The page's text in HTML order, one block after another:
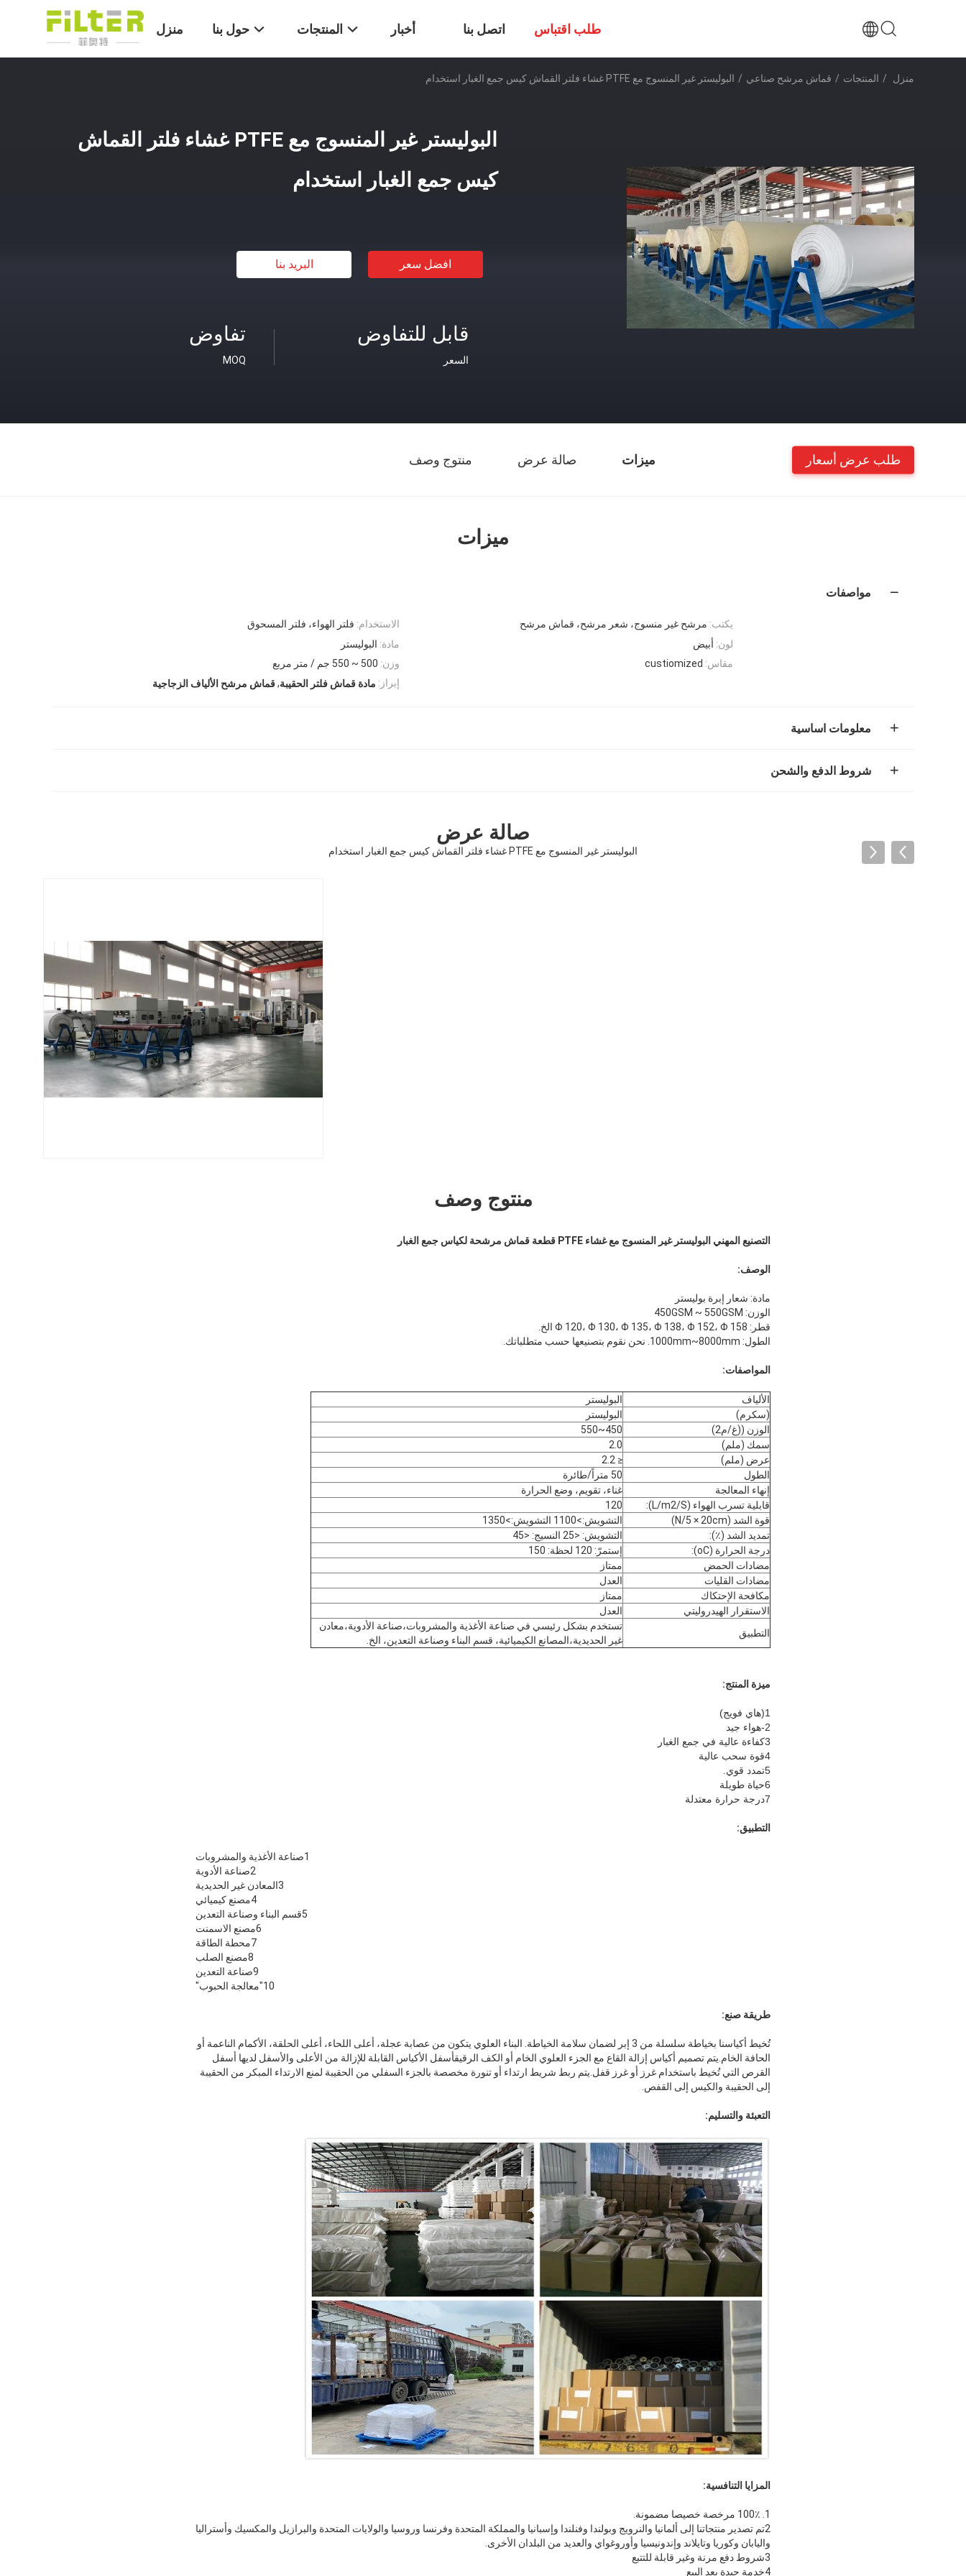
منزل حول بنا المنتجات أخبار اتصل بنا طلب اقتباس
منزل / المنتجات / قماش مرشح صناعي / البوليستر غير المنسوج مع PTFE غشاء فلتر القماش كيس جمع الغبار استخدام
البوليستر غير المنسوج مع PTFE غشاء فلتر القماش
كيس جمع الغبار استخدام
افضل سعر البريد بنا
تفاوض
MOQ
قابل للتفاوض
السعر
ميزات صالة عرض منتوج وصف طلب عرض أسعار
ميزات
مواصفات
الاستخدام: فلتر الهواء، فلتر المسحوق يكتب: مرشح غير منسوج، شعر مرشح، قماش مرشح
مادة: البوليستر لون: أبيض
وزن: 500 ~ 550 جم / متر مربع مقاس: custiomized
إبراز: مادة قماش فلتر الحقيبة,قماش مرشح الألياف الزجاجية
معلومات اساسية
شروط الدفع والشحن
صالة عرض
البوليستر غير المنسوج مع PTFE غشاء فلتر القماش كيس جمع الغبار استخدام
منتوج وصف
التصنيع المهني البوليستر غير المنسوج مع غشاء PTFE قطعة قماش مرشحة لكياس جمع الغبار
الوصف:
مادة: شعار إبرة بوليستر
الوزن: 450GSM ~ 550GSM
قطر: Φ 120، Φ 130، Φ 135، Φ 138، Φ 152، Φ 158 الخ.
الطول: 1000mm~8000mm. نحن نقوم بتصنيعها حسب متطلباتك.
المواصفات:
الألياف
البوليستر
(سكرم)
البوليستر
الوزن ((غ/م2)
450~550
سمك (ملم)
2.0
عرض (ملم)
≤ 2.2
الطول
50 متراً/طائرة
إنهاء المعالجة
غناء، تقويم، وضع الحرارة
قابلية تسرب الهواء (L/m2/S):
120
قوة الشد (N/5 × 20cm)
التشويش:>1100 التشويش:>1350
تمديد الشد (٪):
التشويش: <25 النسيج: <45
درجة الحرارة (oC):
إستمرّ: 120 لحظة: 150
مضادات الحمض
ممتاز
مضادات القليات
العدل
مكافحة الإحتكاك
ممتاز
الاستقرار الهيدروليتي
العدل
التطبيق
تستخدم بشكل رئيسي في صناعة الأغذية والمشروبات،صناعة الأدوية،معادن
غير الحديدية،المصانع الكيميائية، قسم البناء وصناعة التعدين، الخ.
ميزة المنتج:
1(هاي فويج)
2-هواء جيد
3كفاءة عالية في جمع الغبار
4قوة سحب عالية
5تمدد قوي.
6حياة طويلة
7درجة حرارة معتدلة
التطبيق:
1صناعة الأغذية والمشروبات
2صناعة الأدوية
3المعادن غير الحديدية
4مصنع كيميائي
5قسم البناء وصناعة التعدين
6مصنع الاسمنت
7محطة الطاقة
8مصنع الصلب
9صناعة التعدين
10"معالجة الحبوب"
طريقة صنع:
تُخيط أكياسنا بخياطة سلسلة من 3 إبر لضمان سلامة الخياطة. البناء العلوي يتكون من عصابة عجلة، أعلى اللحاء، أعلى الحلقة، الأكمام الناعمة أو
الحافة الخام.يتم تصميم أكياس إزالة القاع مع الجزء العلوي الخام أو الكف الرقيقأسفل الأكياس القابلة للإزالة من الأعلى والأسفل لديها أسفل
القرص التي تُخيط باستخدام غرز أو غرز قفل.يتم ربط شريط ارتداء أو تنورة مخصصة بالجزء السفلي من الحقيبة لمنع الارتداء المبكر من الحقيبة
إلى الحقيبة والكيس إلى القفص.
التعبئة والتسليم:
المزايا التنافسية:
1. 100٪ مرخصة خصيصا مضمونة.
2تم تصدير منتجاتنا إلى ألمانيا والنرويج وبولندا وفنلندا وإسبانيا والمملكة المتحدة وفرنسا وروسيا والولايات المتحدة والبرازيل والمكسيك وأستراليا
واليابان وكوريا وتايلاند وإندونيسيا وأوروغواي والعديد من البلدان الأخرى.
3شروط دفع مرنة وغير قابلة للتتبع
4خدمة جيدة بعد البيع